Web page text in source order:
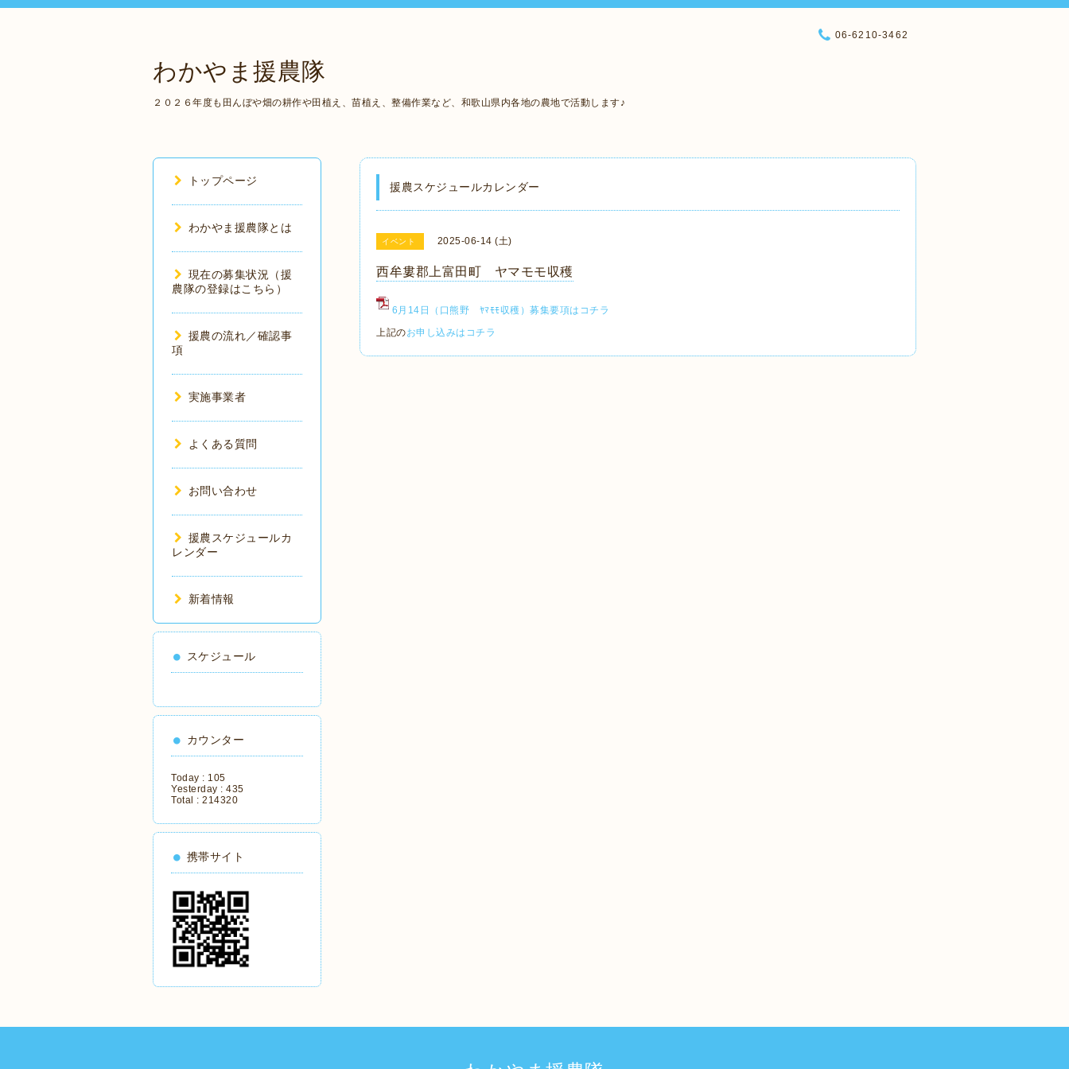
わかやま援農隊
２０２６年度も田んぼや畑の耕作や田植え、苗植え、整備作業など、和歌山県内各地の農地で活動します♪
06-6210-3462
援農スケジュールカレンダー
イベント 2025-06-14 (土)
西牟婁郡上富田町 ヤマモモ収穫
6月14日（口熊野 ﾔﾏﾓﾓ収穫）募集要項はコチラ
上記のお申し込みはコチラ
トップページ
わかやま援農隊とは
現在の募集状況（援
農隊の登録はこちら）
援農の流れ／確認事
項
実施事業者
よくある質問
お問い合わせ
援農スケジュールカ
レンダー
新着情報
スケジュール
カウンター
Today : 105
Yesterday : 435
Total : 214320
携帯サイト